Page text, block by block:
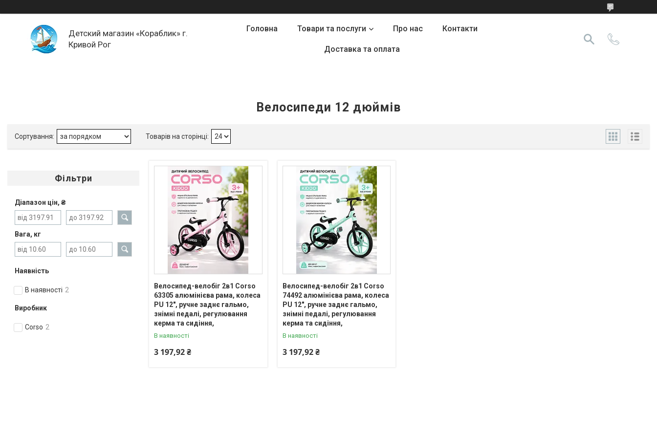
Детский магазин «Кораблик» г.
Кривой Рог
Головна Товари та послуги Про нас Контакти
Доставка та оплата
Велосипеди 12 дюймів
Фільтри
Діапазон цін, ₴
Вага, кг
Наявність
В наявності 2
Виробник
Corso 2
Велосипед-велобіг 2в1 Corso
63305 алюмінієва рама, колеса
PU 12", ручне заднє гальмо,
знімні педалі, регулювання
керма та сидіння,
В наявності
3 197,92 ₴
Велосипед-велобіг 2в1 Corso
74492 алюмінієва рама, колеса
PU 12", ручне заднє гальмо,
знімні педалі, регулювання
керма та сидіння,
В наявності
3 197,92 ₴